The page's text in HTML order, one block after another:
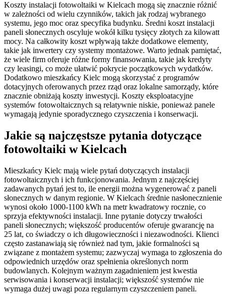
Koszty instalacji fotowoltaiki w Kielcach mogą się znacznie różnić
w zależności od wielu czynników, takich jak rodzaj wybranego
systemu, jego moc oraz specyfika budynku. Średni koszt instalacji
paneli słonecznych oscyluje wokół kilku tysięcy złotych za kilowatt
mocy. Na całkowity koszt wpływają także dodatkowe elementy,
takie jak inwertery czy systemy montażowe. Warto jednak pamiętać,
że wiele firm oferuje różne formy finansowania, takie jak kredyty
czy leasingi, co może ułatwić pokrycie początkowych wydatków.
Dodatkowo mieszkańcy Kielc mogą skorzystać z programów
dotacyjnych oferowanych przez rząd oraz lokalne samorządy, które
znacznie obniżają koszty inwestycji. Koszty eksploatacyjne
systemów fotowoltaicznych są relatywnie niskie, ponieważ panele
wymagają jedynie sporadycznego czyszczenia i konserwacji.
Jakie są najczęstsze pytania dotyczące
fotowoltaiki w Kielcach
Mieszkańcy Kielc mają wiele pytań dotyczących instalacji
fotowoltaicznych i ich funkcjonowania. Jednym z najczęściej
zadawanych pytań jest to, ile energii można wygenerować z paneli
słonecznych w danym regionie. W Kielcach średnie nasłonecznienie
wynosi około 1000-1100 kWh na metr kwadratowy rocznie, co
sprzyja efektywności instalacji. Inne pytanie dotyczy trwałości
paneli słonecznych; większość producentów oferuje gwarancję na
25 lat, co świadczy o ich długowieczności i niezawodności. Klienci
często zastanawiają się również nad tym, jakie formalności są
związane z montażem systemu; zazwyczaj wymaga to zgłoszenia do
odpowiednich urzędów oraz spełnienia określonych norm
budowlanych. Kolejnym ważnym zagadnieniem jest kwestia
serwisowania i konserwacji instalacji; większość systemów nie
wymaga dużej uwagi poza regularnym czyszczeniem paneli.